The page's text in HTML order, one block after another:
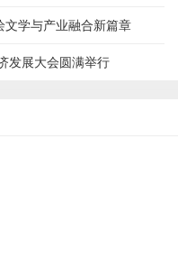
文学与产业融合新篇章
发展大会圆满举行